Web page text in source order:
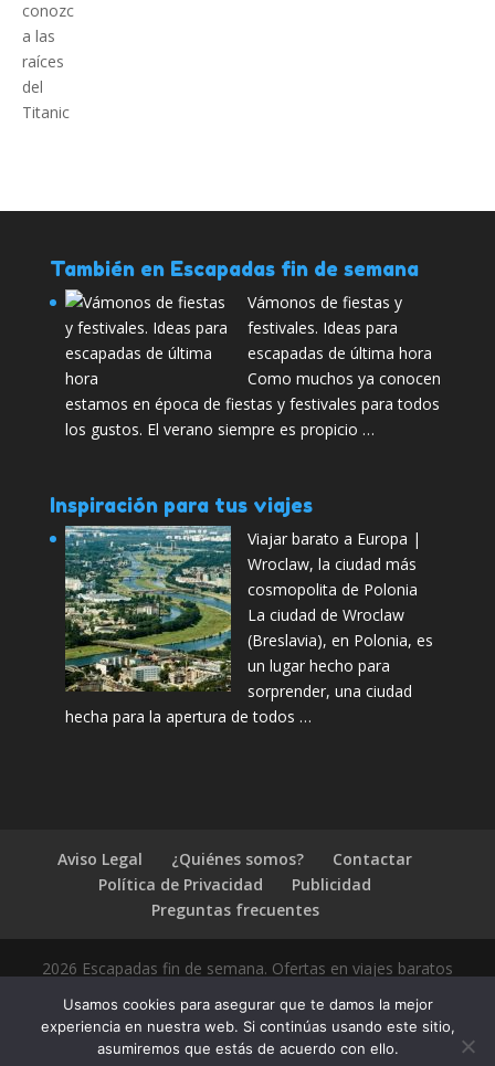
También en Escapadas fin de semana
Vámonos de fiestas y
festivales. Ideas para
escapadas de última hora
Como muchos ya conocen
estamos en época de fiestas y festivales para todos
los gustos. El verano siempre es propicio …
Inspiración para tus viajes
Viajar barato a Europa |
Wroclaw, la ciudad más
cosmopolita de Polonia
La ciudad de Wroclaw
(Breslavia), en Polonia, es
un lugar hecho para
sorprender, una ciudad
hecha para la apertura de todos …
Aviso Legal ¿Quiénes somos?
Contactar
Política de Privacidad
Publicidad
Preguntas frecuentes
2026 Escapadas fin de semana. Ofertas en viajes baratos
Usamos cookies para asegurar que te damos la mejor
experiencia en nuestra web. Si continúas usando este sitio,
asumiremos que estás de acuerdo con ello.